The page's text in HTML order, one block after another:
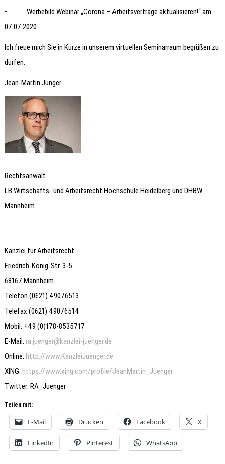
• Werbebild Webinar „Corona – Arbeitsverträge aktualisieren!“ am
07.07.2020
Ich freue mich Sie in Kürze in unserem virtuellen Seminarraum begrüßen zu
dürfen.
Jean-Martin Jünger
Rechtsanwalt
LB Wirtschafts- und Arbeitsrecht Hochschule Heidelberg und DHBW
Mannheim
Kanzlei für Arbeitsrecht
Friedrich-König-Str. 3-5
68167 Mannheim
Telefon (0621) 49076513
Telefax (0621) 49076514
Mobil: +49 (0)178-8535717
E-Mail: ra.juenger@kanzlei-juenger.de
Online: http://www.KanzleiJuenger.de
XING: https://www.xing.com/profile/JeanMartin_Juenger
Twitter: RA_Juenger
Teilen mit:
E-Mail Drucken Facebook X
LinkedIn Pinterest WhatsApp